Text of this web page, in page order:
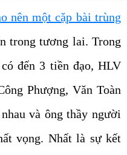
nên một cặp bài trùng
trong tương lai. Trong
đến 3 tiền đạo, HLV
Phượng, Văn Toàn
và ông thầy người
vọng. Nhất là sự kết